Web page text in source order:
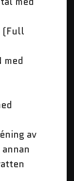
(Full
med
av